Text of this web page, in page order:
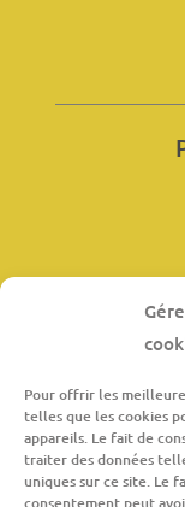
Pour offrir les
telles que les cookies
appareils. Le fait de
traiter des données
uniques sur ce site. Le
consentement peut